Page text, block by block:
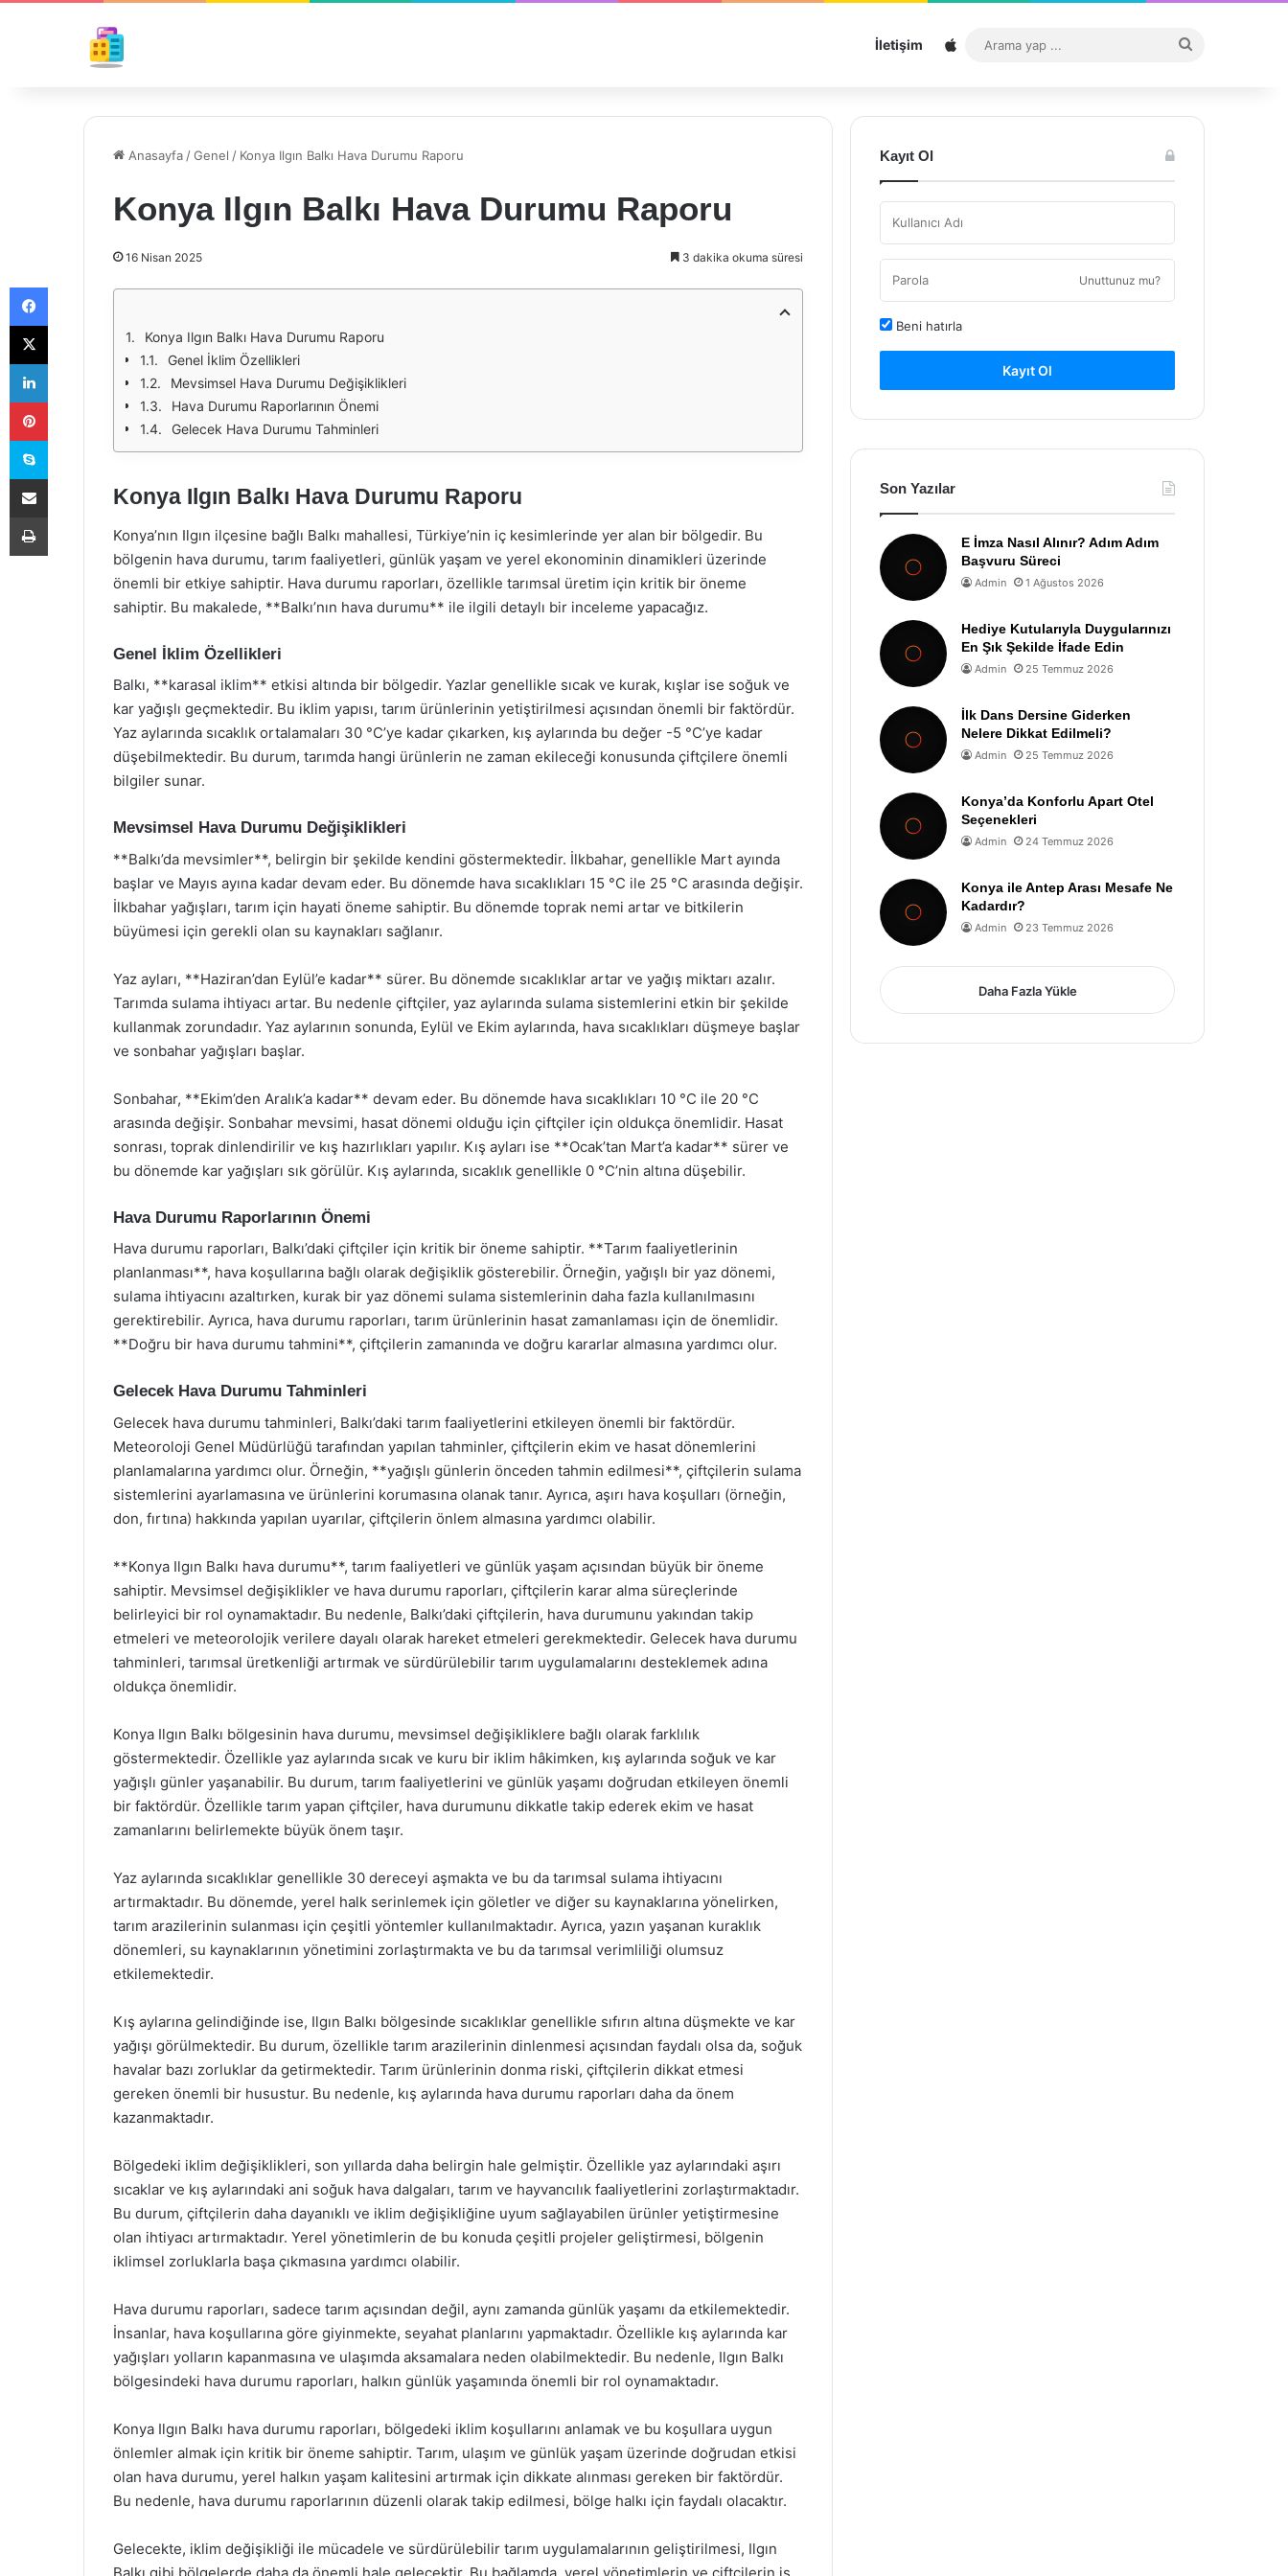
İletişim Sitemap
...
Anasayfa /Genel / Konya Ilgın Balkı Hava Durumu Raporu
Konya Ilgın Balkı Hava Durumu Raporu
16 Nisan 2025 3 dakika okuma süresi
Konya Ilgın Balkı Hava Durumu Raporu
Genel İklim Özellikleri
Mevsimsel Hava Durumu Değişiklikleri
Hava Durumu Raporlarının Önemi
Gelecek Hava Durumu Tahminleri
Konya Ilgın Balkı Hava Durumu Raporu
Konya’nın Ilgın ilçesine bağlı Balkı mahallesi, Türkiye’nin iç kesimlerinde yer alan bir bölgedir. Bu
bölgenin hava durumu, tarım faaliyetleri, günlük yaşam ve yerel ekonominin dinamikleri üzerinde
önemli bir etkiye sahiptir. Hava durumu raporları, özellikle tarımsal üretim için kritik bir öneme
sahiptir. Bu makalede, **Balkı’nın hava durumu** ile ilgili detaylı bir inceleme yapacağız.
Genel İklim Özellikleri
Balkı, **karasal iklim** etkisi altında bir bölgedir. Yazlar genellikle sıcak ve kurak, kışlar ise soğuk ve
kar yağışlı geçmektedir. Bu iklim yapısı, tarım ürünlerinin yetiştirilmesi açısından önemli bir faktördür.
Yaz aylarında sıcaklık ortalamaları 30 °C’ye kadar çıkarken, kış aylarında bu değer -5 °C’ye kadar
düşebilmektedir. Bu durum, tarımda hangi ürünlerin ne zaman ekileceği konusunda çiftçilere önemli
bilgiler sunar.
Mevsimsel Hava Durumu Değişiklikleri
**Balkı’da mevsimler**, belirgin bir şekilde kendini göstermektedir. İlkbahar, genellikle Mart ayında
başlar ve Mayıs ayına kadar devam eder. Bu dönemde hava sıcaklıkları 15 °C ile 25 °C arasında değişir.
İlkbahar yağışları, tarım için hayati öneme sahiptir. Bu dönemde toprak nemi artar ve bitkilerin
büyümesi için gerekli olan su kaynakları sağlanır.
Yaz ayları, **Haziran’dan Eylül’e kadar** sürer. Bu dönemde sıcaklıklar artar ve yağış miktarı azalır.
Tarımda sulama ihtiyacı artar. Bu nedenle çiftçiler, yaz aylarında sulama sistemlerini etkin bir şekilde
kullanmak zorundadır. Yaz aylarının sonunda, Eylül ve Ekim aylarında, hava sıcaklıkları düşmeye başlar
ve sonbahar yağışları başlar.
Sonbahar, **Ekim’den Aralık’a kadar** devam eder. Bu dönemde hava sıcaklıkları 10 °C ile 20 °C
arasında değişir. Sonbahar mevsimi, hasat dönemi olduğu için çiftçiler için oldukça önemlidir. Hasat
sonrası, toprak dinlendirilir ve kış hazırlıkları yapılır. Kış ayları ise **Ocak’tan Mart’a kadar** sürer ve
bu dönemde kar yağışları sık görülür. Kış aylarında, sıcaklık genellikle 0 °C’nin altına düşebilir.
Hava Durumu Raporlarının Önemi
Hava durumu raporları, Balkı’daki çiftçiler için kritik bir öneme sahiptir. **Tarım faaliyetlerinin
planlanması**, hava koşullarına bağlı olarak değişiklik gösterebilir. Örneğin, yağışlı bir yaz dönemi,
sulama ihtiyacını azaltırken, kurak bir yaz dönemi sulama sistemlerinin daha fazla kullanılmasını
gerektirebilir. Ayrıca, hava durumu raporları, tarım ürünlerinin hasat zamanlaması için de önemlidir.
**Doğru bir hava durumu tahmini**, çiftçilerin zamanında ve doğru kararlar almasına yardımcı olur.
Gelecek Hava Durumu Tahminleri
Gelecek hava durumu tahminleri, Balkı’daki tarım faaliyetlerini etkileyen önemli bir faktördür.
Meteoroloji Genel Müdürlüğü tarafından yapılan tahminler, çiftçilerin ekim ve hasat dönemlerini
planlamalarına yardımcı olur. Örneğin, **yağışlı günlerin önceden tahmin edilmesi**, çiftçilerin sulama
sistemlerini ayarlamasına ve ürünlerini korumasına olanak tanır. Ayrıca, aşırı hava koşulları (örneğin,
don, fırtına) hakkında yapılan uyarılar, çiftçilerin önlem almasına yardımcı olabilir.
**Konya Ilgın Balkı hava durumu**, tarım faaliyetleri ve günlük yaşam açısından büyük bir öneme
sahiptir. Mevsimsel değişiklikler ve hava durumu raporları, çiftçilerin karar alma süreçlerinde
belirleyici bir rol oynamaktadır. Bu nedenle, Balkı’daki çiftçilerin, hava durumunu yakından takip
etmeleri ve meteorolojik verilere dayalı olarak hareket etmeleri gerekmektedir. Gelecek hava durumu
tahminleri, tarımsal üretkenliği artırmak ve sürdürülebilir tarım uygulamalarını desteklemek adına
oldukça önemlidir.
Konya Ilgın Balkı bölgesinin hava durumu, mevsimsel değişikliklere bağlı olarak farklılık
göstermektedir. Özellikle yaz aylarında sıcak ve kuru bir iklim hâkimken, kış aylarında soğuk ve kar
yağışlı günler yaşanabilir. Bu durum, tarım faaliyetlerini ve günlük yaşamı doğrudan etkileyen önemli
bir faktördür. Özellikle tarım yapan çiftçiler, hava durumunu dikkatle takip ederek ekim ve hasat
zamanlarını belirlemekte büyük önem taşır.
Yaz aylarında sıcaklıklar genellikle 30 dereceyi aşmakta ve bu da tarımsal sulama ihtiyacını
artırmaktadır. Bu dönemde, yerel halk serinlemek için göletler ve diğer su kaynaklarına yönelirken,
tarım arazilerinin sulanması için çeşitli yöntemler kullanılmaktadır. Ayrıca, yazın yaşanan kuraklık
dönemleri, su kaynaklarının yönetimini zorlaştırmakta ve bu da tarımsal verimliliği olumsuz
etkilemektedir.
Kış aylarına gelindiğinde ise, Ilgın Balkı bölgesinde sıcaklıklar genellikle sıfırın altına düşmekte ve kar
yağışı görülmektedir. Bu durum, özellikle tarım arazilerinin dinlenmesi açısından faydalı olsa da, soğuk
havalar bazı zorluklar da getirmektedir. Tarım ürünlerinin donma riski, çiftçilerin dikkat etmesi
gereken önemli bir husustur. Bu nedenle, kış aylarında hava durumu raporları daha da önem
kazanmaktadır.
Bölgedeki iklim değişiklikleri, son yıllarda daha belirgin hale gelmiştir. Özellikle yaz aylarındaki aşırı
sıcaklar ve kış aylarındaki ani soğuk hava dalgaları, tarım ve hayvancılık faaliyetlerini zorlaştırmaktadır.
Bu durum, çiftçilerin daha dayanıklı ve iklim değişikliğine uyum sağlayabilen ürünler yetiştirmesine
olan ihtiyacı artırmaktadır. Yerel yönetimlerin de bu konuda çeşitli projeler geliştirmesi, bölgenin
iklimsel zorluklarla başa çıkmasına yardımcı olabilir.
Hava durumu raporları, sadece tarım açısından değil, aynı zamanda günlük yaşamı da etkilemektedir.
İnsanlar, hava koşullarına göre giyinmekte, seyahat planlarını yapmaktadır. Özellikle kış aylarında kar
yağışları yolların kapanmasına ve ulaşımda aksamalara neden olabilmektedir. Bu nedenle, Ilgın Balkı
bölgesindeki hava durumu raporları, halkın günlük yaşamında önemli bir rol oynamaktadır.
Konya Ilgın Balkı hava durumu raporları, bölgedeki iklim koşullarını anlamak ve bu koşullara uygun
önlemler almak için kritik bir öneme sahiptir. Tarım, ulaşım ve günlük yaşam üzerinde doğrudan etkisi
olan hava durumu, yerel halkın yaşam kalitesini artırmak için dikkate alınması gereken bir faktördür.
Bu nedenle, hava durumu raporlarının düzenli olarak takip edilmesi, bölge halkı için faydalı olacaktır.
Gelecekte, iklim değişikliği ile mücadele ve sürdürülebilir tarım uygulamalarının geliştirilmesi, Ilgın
Balkı gibi bölgelerde daha da önemli hale gelecektir. Bu bağlamda, yerel yönetimlerin ve çiftçilerin iş
Kayıt Ol
Unuttunuz mu?
Beni hatırla
Kayıt Ol
Son Yazılar
E İmza Nasıl Alınır? Adım Adım
Başvuru Süreci
Admin 1 Ağustos 2026
Hediye Kutularıyla Duygularınızı
En Şık Şekilde İfade Edin
Admin 25 Temmuz 2026
İlk Dans Dersine Giderken
Nelere Dikkat Edilmeli?
Admin 25 Temmuz 2026
Konya’da Konforlu Apart Otel
Seçenekleri
Admin 24 Temmuz 2026
Konya ile Antep Arası Mesafe Ne
Kadardır?
Admin 23 Temmuz 2026
Daha Fazla Yükle
Facebook
X
LinkedIn
Pinterest
Skype
E-Posta ile paylaş